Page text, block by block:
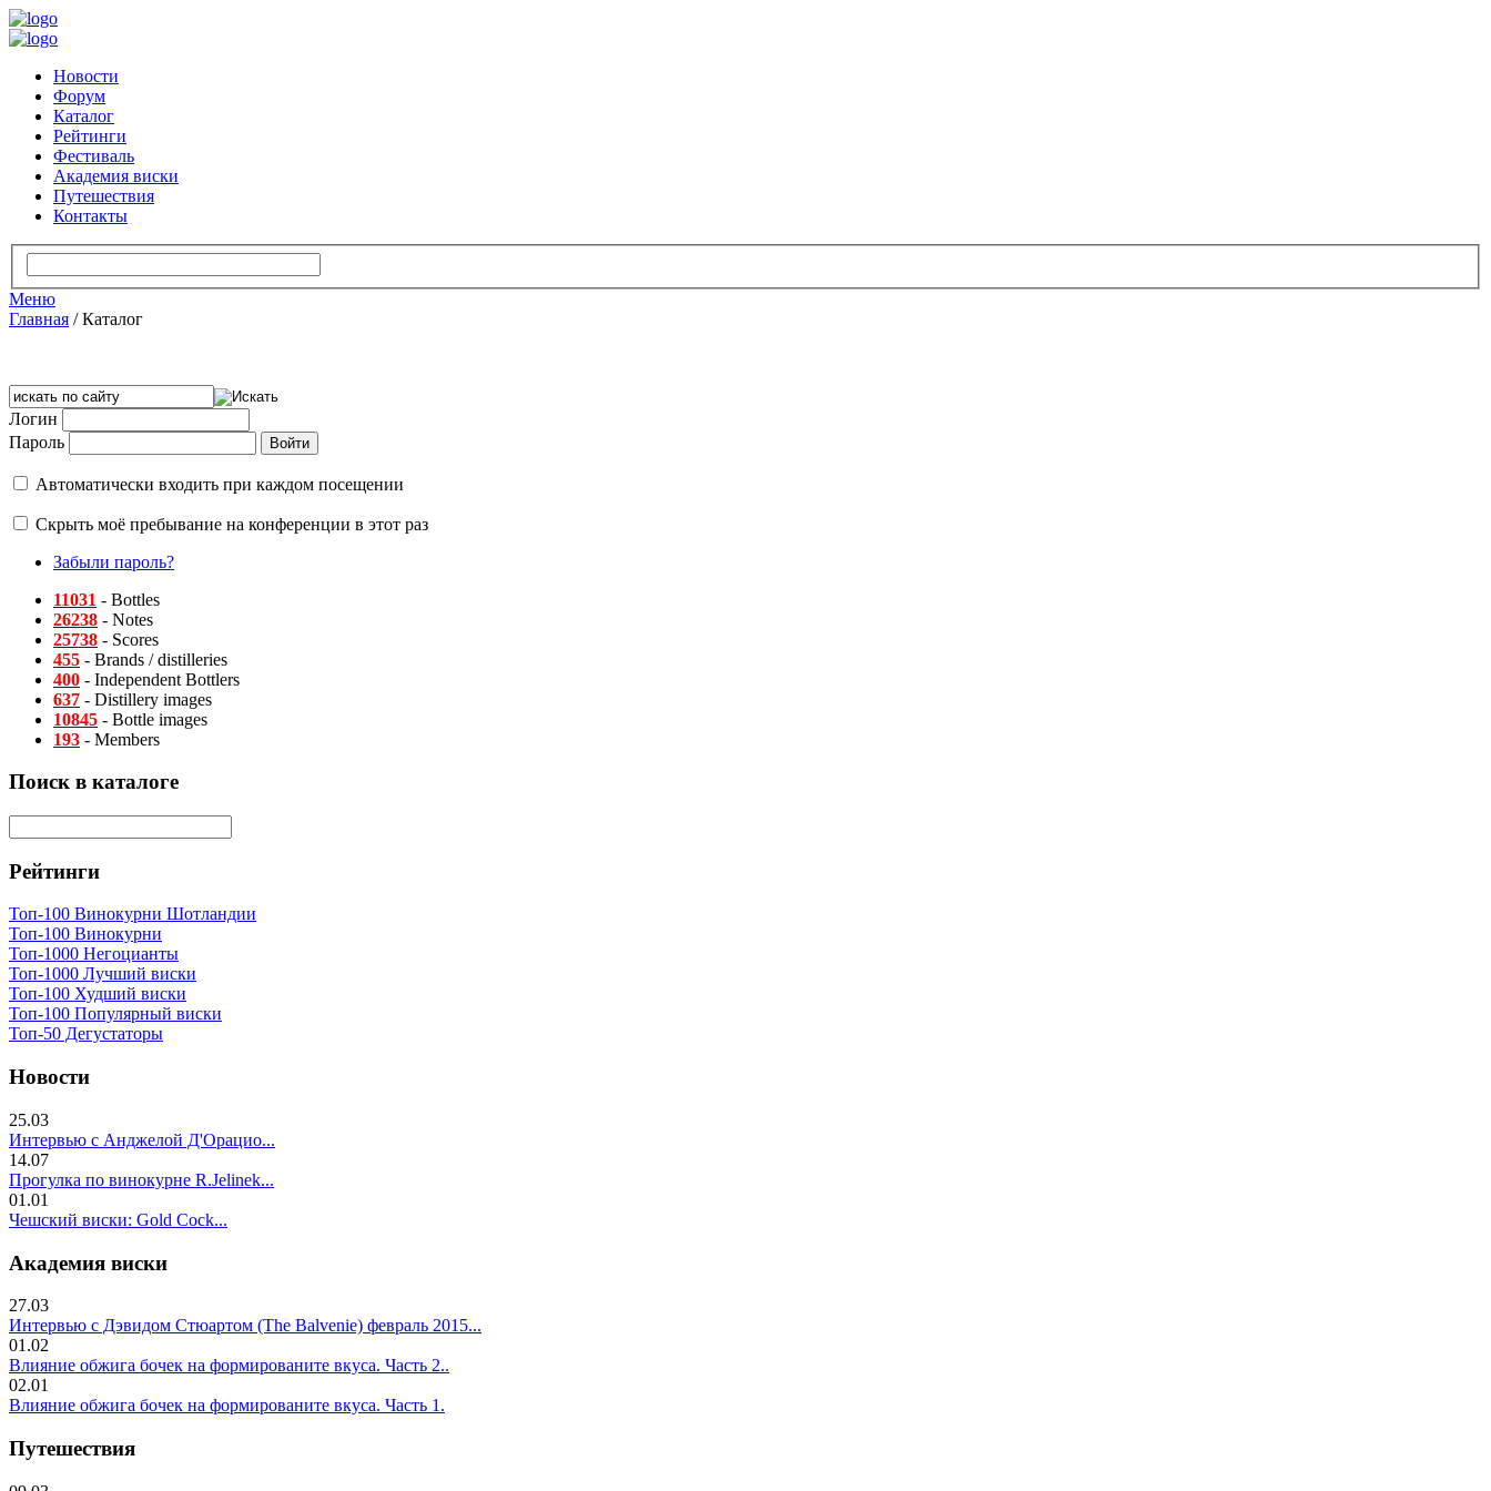
Новости
Форум
Каталог
Рейтинги
Фестиваль
Академия виски
Путешествия
Контакты
Меню
Главная /Каталог
Логин
Пароль
Автоматически входить при каждом посещении
Скрыть моё пребывание на конференции в этот раз
Забыли пароль?
11031 - Bottles
26238 - Notes
25738 - Scores
455 - Brands / distilleries
400 - Independent Bottlers
637 - Distillery images
10845 - Bottle images
193 - Members
Поиск в каталоге
Рейтинги
Топ-100 Винокурни Шотландии
Топ-100 Винокурни
Топ-1000 Негоцианты
Топ-1000 Лучший виски
Топ-100 Худший виски
Топ-100 Популярный виски
Топ-50 Дегустаторы
Новости
25.03
Интервью с Анджелой Д'Орацио...
14.07
Прогулка по винокурне R.Jelinek...
01.01
Чешский виски: Gold Cock...
Академия виски
27.03
Интервью с Дэвидом Стюартом (The Balvenie) февраль 2015...
01.02
Влияние обжига бочек на формированите вкуса. Часть 2..
02.01
Влияние обжига бочек на формированите вкуса. Часть 1.
Путешествия